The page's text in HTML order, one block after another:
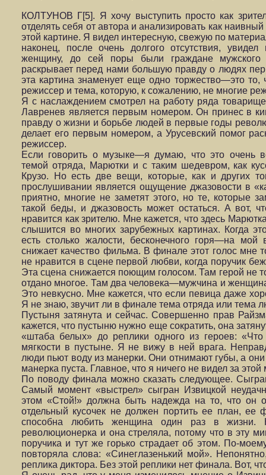
КОЛТУНОВ Г[5]. Я хочу выступить просто как
отделять себя от автора и анализировать как наивный
этой картине. Я видел интересную, свежую по
наконец, после очень долгого отсутствия,
женщину, до сей поры были граждане мужского
раскрывает перед нами большую правду о людях
эта картина знаменует еще одно торжество—это
режиссер и тема, которую, к сожалению, не многие
Я с наслаждением смотрел на работу ряда
Лавренев является первым номером. Он принес в
правду о жизни и борьбе людей в первые годы
делает его первым номером, а Урусевский помог
режиссер.
Если говорить о музыке—я думаю, что это очень
темой отряда, Марютки и с таким шедевром, как
Крузо. Но есть две вещи, которые, как и других
прослушивании является ощущение джазовости в
приятно, многие не заметят этого, но те, которые
такой беды, и джазовость может остаться. А вот,
нравится как зрителю. Мне кажется, что здесь
слышится во многих зарубежных картинах. Когда
есть столько жалости, бесконечного горя—на мой
снижает качество фильма. В финале этот голос мне
не нравится в сцене первой любви, когда поручик
Эта сцена снижается поющим голосом. Там герой не
отдано многое. Там два человека—мужчина и
Это невкусно. Мне кажется, что если певица даже
Я не знаю, звучит ли в финале тема отряда или тема
Пустыня затянута и сейчас. Совершенно прав
кажется, что пустыню нужно еще сократить, она
«штаба белых» до реплики одного из героев:
мягкости в пустыне. Я не вижу в ней врага.
люди пьют воду из манерки. Они отнимают губы, а
манерка пуста. Главное, что я ничего не видел за
По поводу финала можно сказать следующее.
Самый момент «выстрел» сыгран Извицкой
этом «Стой!» должна быть надежда на то, что он
отдельный кусочек не должен портить ее план, ее
способна любить женщина один раз в
революционерка и она стреляла, потому что в эту
поручика и тут же горько страдает об этом. По-
повторяла слова: «Синеглазенький мой».
реплика диктора. Без этой реплики нет финала. Вот,